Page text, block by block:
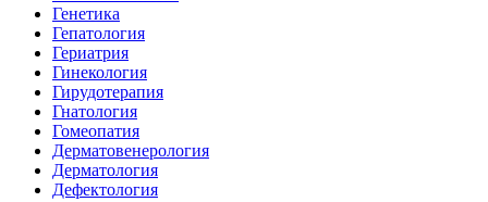
Генетика
Гепатология
Гериатрия
Гинекология
Гирудотерапия
Гнатология
Гомеопатия
Дерматовенерология
Дерматология
Дефектология